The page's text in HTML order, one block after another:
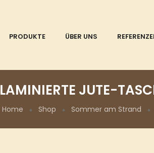
PRODUKTE ÜBER UNS
LAMINIERTE JUTE-
Home Shop Sommer am Strand